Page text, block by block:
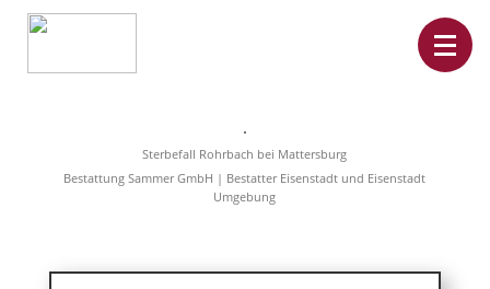
Überführungen
Rat&Hilfe
Sterbefälle
Sterbefall Rohrbach bei Mattersburg
Bestattung Sammer GmbH | Bestatter Eisenstadt und Eisenstadt
Umgebung